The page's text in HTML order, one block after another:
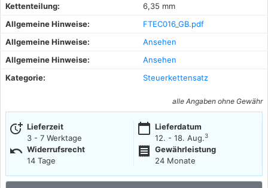
Kettenteilung:
6,35 mm
Allgemeine Hinweise:
FTEC016_GB.pdf
Allgemeine Hinweise:
Ansehen
Allgemeine Hinweise:
Ansehen
Kategorie:
Steuerkettensatz
alle Angaben ohne Gewähr
more_time Lieferzeit
3 - 7 Werktage
calendar_today Lieferdatum
12. - 18. Aug.3
undo Widerrufsrecht
14 Tage
receipt
Gewährleistung
24 Monate